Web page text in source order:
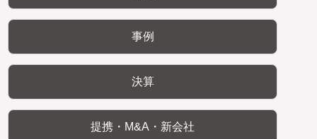
事例
決算
提携・M&A・新会社